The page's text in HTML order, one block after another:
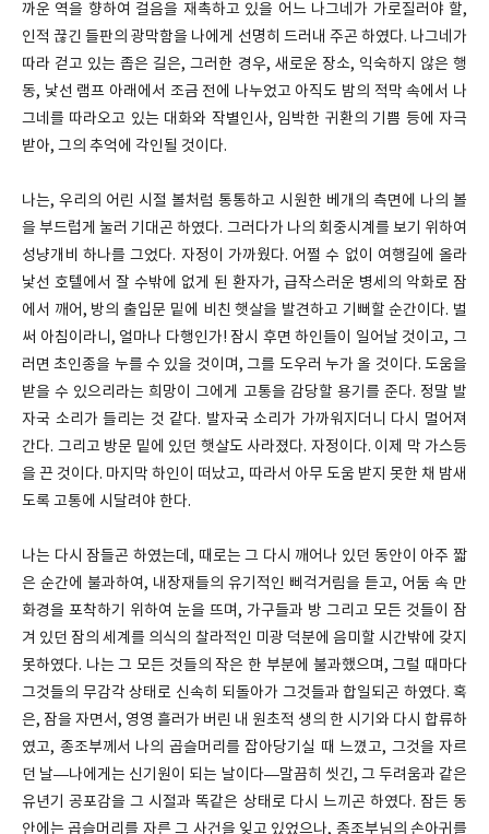
까운 역을 향하여 걸음을 재촉하고 있을 어느 나그네가 가로질러야 할,
인적 끊긴 들판의 광막함을 나에게 선명히 드러내 주곤 하였다. 나그네가
따라 걷고 있는 좁은 길은, 그러한 경우, 새로운 장소, 익숙하지 않은 행
동, 낯선 램프 아래에서 조금 전에 나누었고 아직도 밤의 적막 속에서 나
그네를 따라오고 있는 대화와 작별인사, 임박한 귀환의 기쁨 등에 자극
받아, 그의 추억에 각인될 것이다.
나는, 우리의 어린 시절 볼처럼 통통하고 시원한 베개의 측면에 나의 볼
을 부드럽게 눌러 기대곤 하였다. 그러다가 나의 회중시계를 보기 위하여
성냥개비 하나를 그었다. 자정이 가까웠다. 어쩔 수 없이 여행길에 올라
낯선 호텔에서 잘 수밖에 없게 된 환자가, 급작스러운 병세의 악화로 잠
에서 깨어, 방의 출입문 밑에 비친 햇살을 발견하고 기뻐할 순간이다. 벌
써 아침이라니, 얼마나 다행인가! 잠시 후면 하인들이 일어날 것이고, 그
러면 초인종을 누를 수 있을 것이며, 그를 도우러 누가 올 것이다. 도움을
받을 수 있으리라는 희망이 그에게 고통을 감당할 용기를 준다. 정말 발
자국 소리가 들리는 것 같다. 발자국 소리가 가까워지더니 다시 멀어져
간다. 그리고 방문 밑에 있던 햇살도 사라졌다. 자정이다. 이제 막 가스등
을 끈 것이다. 마지막 하인이 떠났고, 따라서 아무 도움 받지 못한 채 밤새
도록 고통에 시달려야 한다.
나는 다시 잠들곤 하였는데, 때로는 그 다시 깨어나 있던 동안이 아주 짧
은 순간에 불과하여, 내장재들의 유기적인 삐걱거림을 듣고, 어둠 속 만
화경을 포착하기 위하여 눈을 뜨며, 가구들과 방 그리고 모든 것들이 잠
겨 있던 잠의 세계를 의식의 찰라적인 미광 덕분에 음미할 시간밖에 갖지
못하였다. 나는 그 모든 것들의 작은 한 부분에 불과했으며, 그럴 때마다
그것들의 무감각 상태로 신속히 되돌아가 그것들과 합일되곤 하였다. 혹
은, 잠을 자면서, 영영 흘러가 버린 내 원초적 생의 한 시기와 다시 합류하
였고, 종조부께서 나의 곱슬머리를 잡아당기실 때 느꼈고, 그것을 자르
던 날—나에게는 신기원이 되는 날이다—말끔히 씻긴, 그 두려움과 같은
유년기 공포감을 그 시절과 똑같은 상태로 다시 느끼곤 하였다. 잠든 동
안에는 곱슬머리를 자른 그 사건을 잊고 있었으나, 종조부님의 손아귀를